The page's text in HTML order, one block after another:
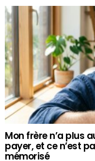
Mon frère n’a plus
payer, et ce n’est
mémorisé